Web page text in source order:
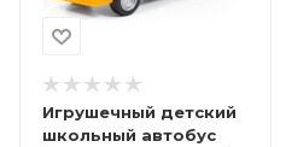
Игрушечный детский
школьный автобус